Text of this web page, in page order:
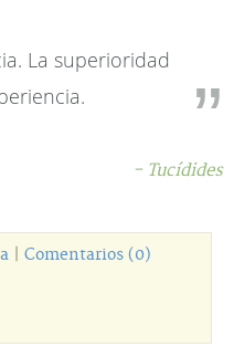
La superioridad
- Tucídides
Comentarios (0)